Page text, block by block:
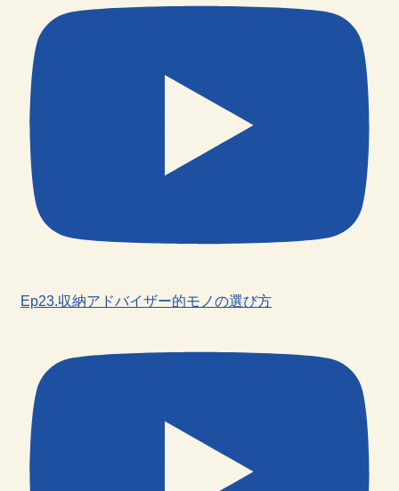
Ep23.収納アドバイザー的モノの選び方